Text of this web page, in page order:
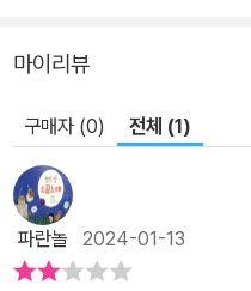
아무것도 강요하지 않는 사진,
음에 스며든다.
마이리뷰
구매자 (0) 전체 (1)
파란놀 2024-01-13